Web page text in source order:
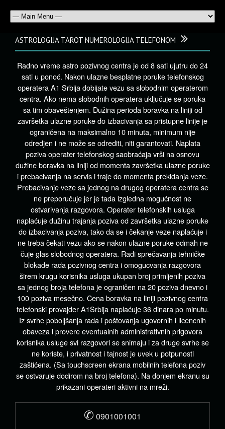
ASTROLOGIJA TAROT NUMEROLOGIJA TELEFONOM
Radno vreme astro pozivnog centra je od 8 sati ujutru do 24
sati u ponoć. Nakon ulazne besplatne poruke telefonskog
operatera A1 Srbija dobijate vezu sa slobodnim operaterom
centra. Ako nema slobodnih operatera uključuje se poruka
sa tim obaveštenjem. Dužina perioda boravka na liniji od
završetka ulazne poruke do izbacivanja sa pristupne linije je
ograničena na maksimalno 10 minuta, minimum nije
odredjen i ne može se odrediti, niti garantovati. Naplata
poziva operater telefonskog saobraćaja vrši na osnovu
dužine boravka na liniji od momenta završetka ulazne poruke
i prebacivanja na servis i traje do momenta prekidanja veze.
Prebacivanje veze sa jednog na drugog operatera centra se
ne preporučuje jer je tada izgledna mogućnost ne
ostvarivanja razgovora. Operater telefonskih usluga
naplaćuje dužinu trajanja poziva od završetka ulazne poruke
do izbacivanja poziva, tako da se i čekanje veze naplaćuje i
ne treba čekati vezu ako se nakon ulazne poruke odmah ne
čuje glas slobodnog operatera. Radi sprečavanja tehničke
blokade rada pozivnog centra i omogucvanja razgovora
širem krugu korisnika usluga ukupan broj primljenih poziva
sa jednog broja telefona je ograničen na 20 poziva dnevno i
100 poziva mesečno. Cena boravka na liniji pozivnog centra
telefonski provajder A1Srbija naplaćuje 36 dinara po minutu.
Iz svrhe poboljšanja rada i poštovanja ugovornih i licencnih
obaveza i provere eventualnih administrativnih prigovora
korisnika usluge svi razgovori se snimaju i za druge svrhe se
ne koriste, i privatnost i tajnost je uvek u potpunosti
zaštićena. (Sa touchscreen ekrana mobilnih telefona poziv
se ostvaruje dodirom na broj telefona). Na donjem ekranu su
prikazani operateri aktivni na mreži.
✆ 0901001001